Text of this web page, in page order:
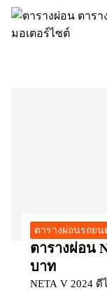
Skip
Search
ตารางผ่อนรถยน
ตารางผ่อน
บาท
NETA V 2024